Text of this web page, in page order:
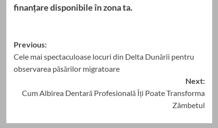
finanțare disponibile în zona ta.
Post
navigation
Previous:
Cele mai spectaculoase locuri din Delta Dunării pentru
observarea păsărilor migratoare
Next:
Cum Albirea Dentară Profesională Îți Poate Transforma
Zâmbetul